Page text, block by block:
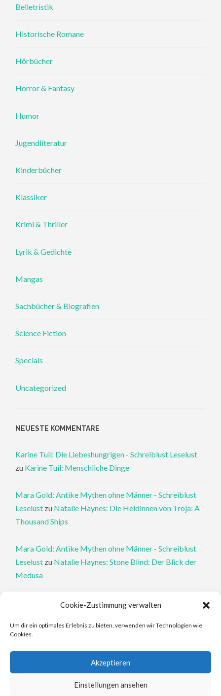
Cookie-Zustimmung verwalten
Um dir ein optimales Erlebnis zu bieten, verwenden wir Technologien wie
Cookies.
Akzeptieren
Einstellungen ansehen
Belletristik
Historische Romane
Hörbücher
Horror & Fantasy
Humor
Jugendliteratur
Kinderbücher
Klassiker
Krimi & Thriller
Lyrik & Gedichte
Mangas
Sachbücher & Biografien
Science Fiction
Specials
Uncategorized
NEUESTE KOMMENTARE
Karine Tuil: Die Liebeshungrigen - Schreiblust Leselust
zu Karine Tuil: Menschliche Dinge
Mara Gold: Antike Mythen ohne Männer - Schreiblust
Leselust zu Natalie Haynes: Die Heldinnen von Troja: A
Thousand Ships
Mara Gold: Antike Mythen ohne Männer - Schreiblust
Leselust zu Natalie Haynes: Stone Blind: Der Blick der
Medusa
Philippa Perry: Die Therapeutin und ihre Mörder: Dr. Pat
Philippa Perry: Das Buch, von dem du dir wünschst, deine
Elena Ferrante: An den Rändern - Schreiblust Leselust
Elena Ferrante: Die Geschichte des verlorenen Kindes